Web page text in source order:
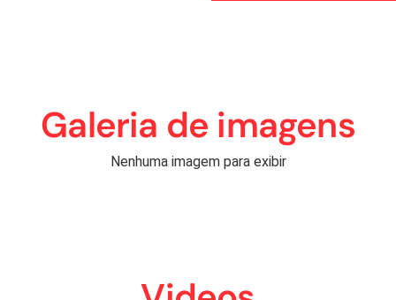
Galeria de imagens
Nenhuma imagem para exibir